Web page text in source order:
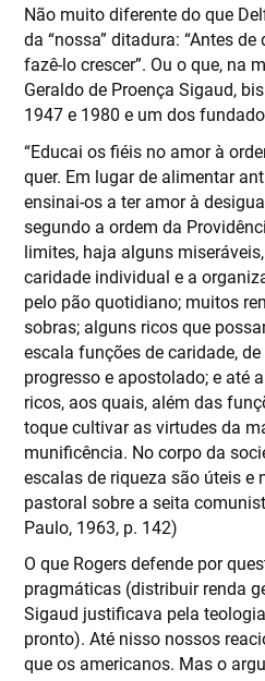
Não muito diferente do que
da “nossa” ditadura: “Antes
fazê-lo crescer”. Ou o que, na
Geraldo de Proença Sigaud,
1947 e 1980 e um dos
“Educai os fiéis no amor à
quer. Em lugar de alimentar
ensinai-os a ter amor à
segundo a ordem da
limites, haja alguns
caridade individual e a
pelo pão quotidiano; muitos
sobras; alguns ricos que
escala funções de caridade,
progresso e apostolado; e até
ricos, aos quais, além das
toque cultivar as virtudes da
munificência. No corpo da
escalas de riqueza são úteis e
pastoral sobre a seita
Paulo, 1963, p. 142)
O que Rogers defende por
pragmáticas (distribuir renda
Sigaud justificava pela
pronto). Até nisso nossos
que os americanos. Mas o